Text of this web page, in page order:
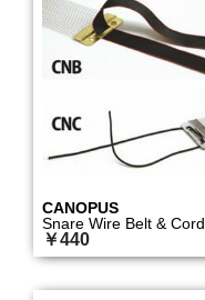
CANOPUS
Snare Wire Belt & Cord
￥440